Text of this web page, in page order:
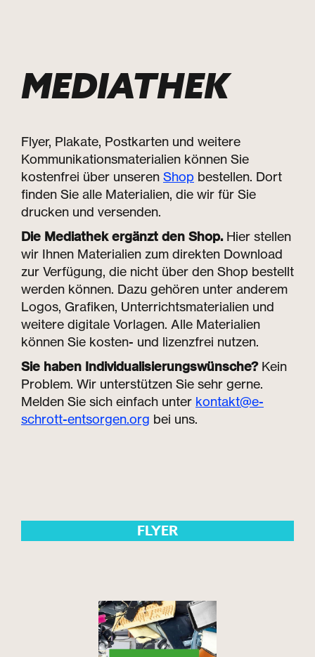
MEDIATHEK
Flyer, Plakate, Postkarten und weitere
Kommunikationsmaterialien können Sie
kostenfrei über unseren Shop bestellen. Dort
finden Sie alle Materialien, die wir für Sie
drucken und versenden.
Die Mediathek ergänzt den Shop.Hier stellen
wir Ihnen Materialien zum direkten Download
zur Verfügung, die nicht über den Shop bestellt
werden können. Dazu gehören unter anderem
Logos, Grafiken, Unterrichtsmaterialien und
weitere digitale Vorlagen. Alle Materialien
können Sie kosten- und lizenzfrei nutzen.
Sie haben Individualisierungswünsche?Kein
Problem. Wir unterstützen Sie sehr gerne.
Melden Sie sich einfach unter kontakt@e-
schrott-entsorgen.org bei uns.
FLYER